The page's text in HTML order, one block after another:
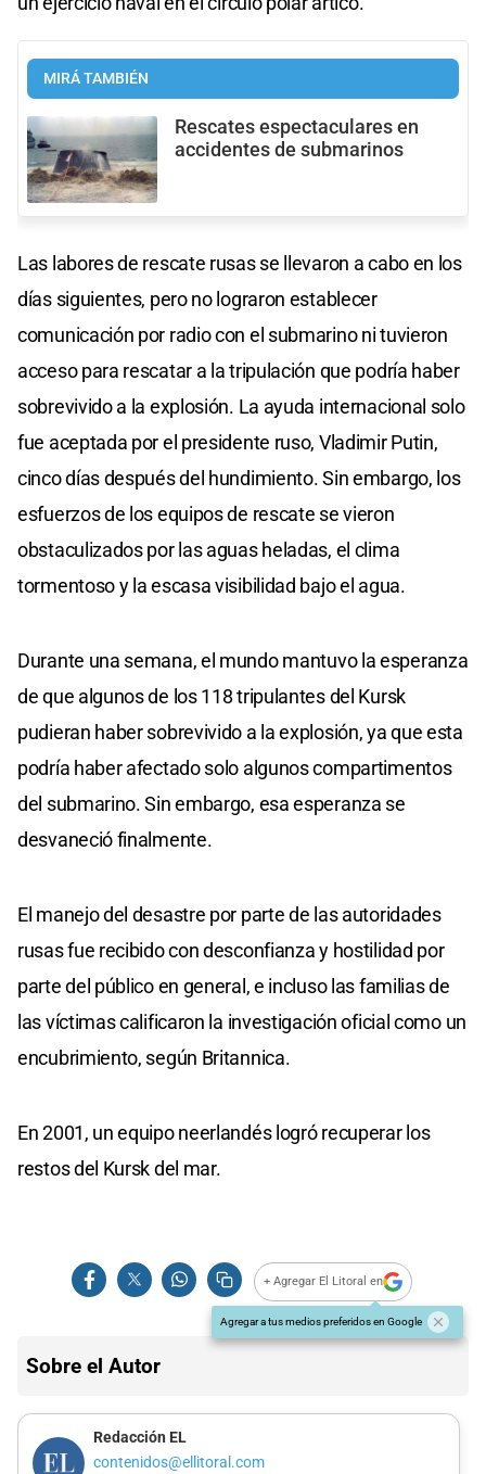
MIRÁ TAMBIÉN
Rescates espectaculares en
accidentes de submarinos
Las labores de rescate rusas se llevaron a cabo en los
días siguientes, pero no lograron establecer
comunicación por radio con el submarino ni tuvieron
acceso para rescatar a la tripulación que podría haber
sobrevivido a la explosión. La ayuda internacional solo
fue aceptada por el presidente ruso, Vladimir Putin,
cinco días después del hundimiento. Sin embargo, los
esfuerzos de los equipos de rescate se vieron
obstaculizados por las aguas heladas, el clima
tormentoso y la escasa visibilidad bajo el agua.
Durante una semana, el mundo mantuvo la esperanza
de que algunos de los 118 tripulantes del Kursk
pudieran haber sobrevivido a la explosión, ya que esta
podría haber afectado solo algunos compartimentos
del submarino. Sin embargo, esa esperanza se
desvaneció finalmente.
El manejo del desastre por parte de las autoridades
rusas fue recibido con desconfianza y hostilidad por
parte del público en general, e incluso las familias de
las víctimas calificaron la investigación oficial como un
encubrimiento, según Britannica.
En 2001, un equipo neerlandés logró recuperar los
restos del Kursk del mar.
+ Agregar El Litoral en
Agregar a tus medios preferidos en Google
Sobre el Autor
Redacción EL
contenidos@ellitoral.com